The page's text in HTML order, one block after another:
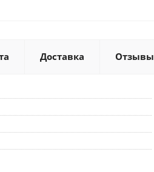
Доставка Отзывы